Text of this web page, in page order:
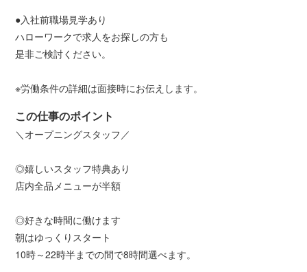
●入社前職場見学あり
ハローワークで求人をお探しの方も
是非ご検討ください。
※労働条件の詳細は面接時にお伝えします。
この仕事のポイント
＼オープニングスタッフ／
◎嬉しいスタッフ特典あり
店内全品メニューが半額
◎好きな時間に働けます
朝はゆっくりスタート
10時～22時半までの間で8時間選べます。